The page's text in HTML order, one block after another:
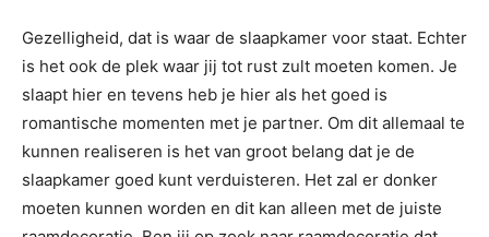
Gezelligheid, dat is waar de slaapkamer voor staat. Echter
is het ook de plek waar jij tot rust zult moeten komen. Je
slaapt hier en tevens heb je hier als het goed is
romantische momenten met je partner. Om dit allemaal te
kunnen realiseren is het van groot belang dat je de
slaapkamer goed kunt verduisteren. Het zal er donker
moeten kunnen worden en dit kan alleen met de juiste